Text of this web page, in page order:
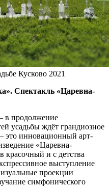
Кусково 2021
Спектакль «Царевна-
в продолжение
усадьбы ждёт грандиозное
это инновационный арт-
«Царевна-
красочный и с детства
выступление
проекции
симфонического